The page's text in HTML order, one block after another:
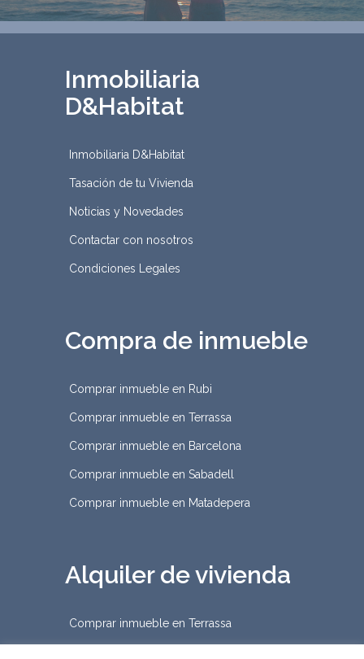
Inmobiliaria
D&Habitat
Inmobiliaria D&Habitat
Tasación de tu Vivienda
Noticias y Novedades
Contactar con nosotros
Condiciones Legales
Compra de inmueble
Comprar inmueble en Rubi
Comprar inmueble en Terrassa
Comprar inmueble en Barcelona
Comprar inmueble en Sabadell
Comprar inmueble en Matadepera
Alquiler de vivienda
Comprar inmueble en Terrassa